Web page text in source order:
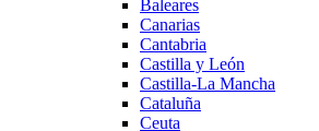
Baleares
Canarias
Cantabria
Castilla y León
Castilla-La Mancha
Cataluña
Ceuta